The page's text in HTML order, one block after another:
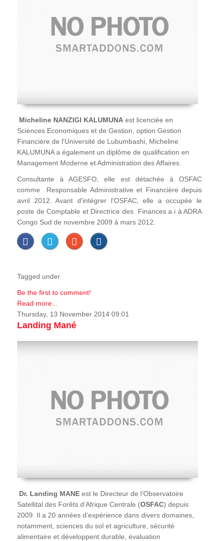
Micheline NANZIGI KALUMUNA est licenciée en
Sciences Economiques et de Gestion, option Gestion
Financière de l'Université de Lubumbashi, Micheline
KALUMUNA a également un diplôme de qualification en
Management Moderne et Administration des Affaires.
Consultante à AGESFO, elle est détachée à OSFAC
comme Responsable Administrative et Financière depuis
avril 2012. Avant d'intégrer l'OSFAC, elle a occupée le
poste de Comptable et Directrice des Finances a.i à ADRA
Congo Sud de novembre 2009 à mars 2012.
Tagged under
Be the first to comment!
Read more...
Thursday, 13 November 2014 09:01
Landing Mané
Dr. Landing MANE est le Directeur de l’Observatoire
Satellital des Forêts d’Afrique Centrale (OSFAC) depuis
2009. Il a 20 années d’expérience dans divers domaines,
notamment, sciences du sol et agriculture, sécurité
alimentaire et développent durable, évaluation